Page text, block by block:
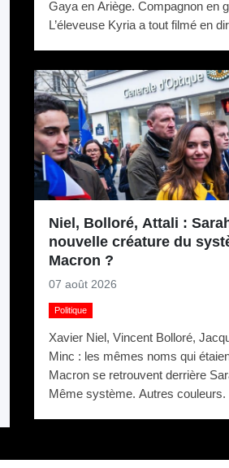
Gaya en Ariège. Compagnon en
L’éleveuse Kyria a tout filmé en
Niel, Bolloré, Attali :
nouvelle créature du
Macron ?
07 août 2026
Politique
Xavier Niel, Vincent Bolloré,
Minc : les mêmes noms qui
Macron se retrouvent derrière
Même système. Autres couleurs.